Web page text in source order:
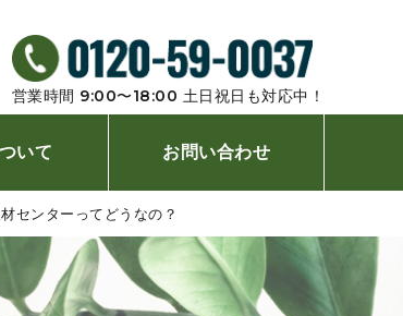
営業時間 9:00〜18:00 ⼟⽇祝⽇も対応中！
いて
内
ラム
お問い合わせ
よくあるご質問
プライバシーポリシー
センターってどうなの？